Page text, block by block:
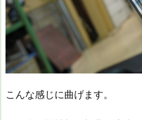
こんな感じに曲げます。